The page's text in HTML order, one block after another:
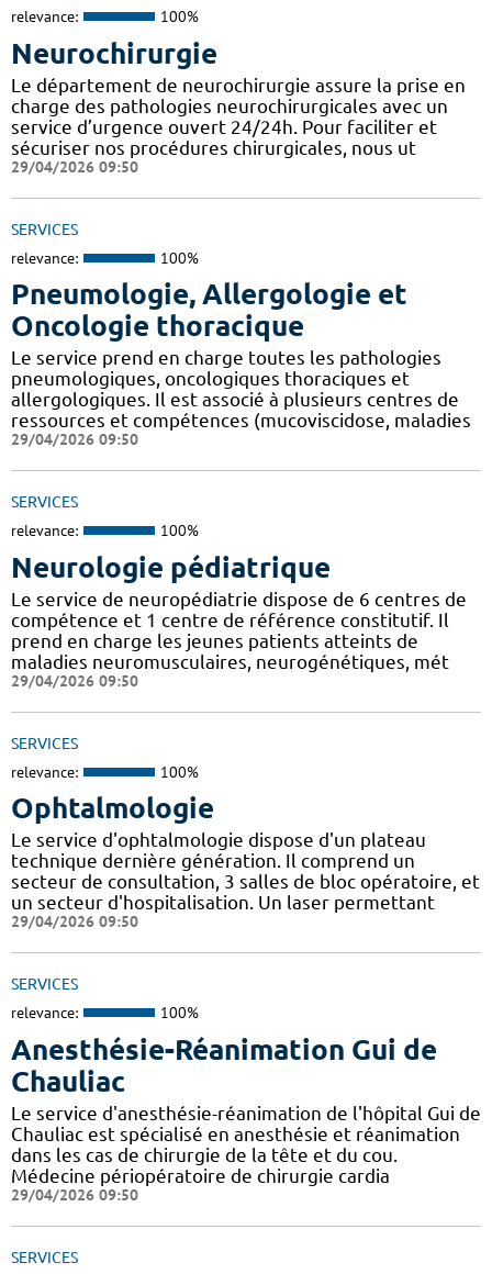
relevance: 100%
Neurochirurgie
Le département de neurochirurgie assure la prise en
charge des pathologies neurochirurgicales avec un
service d’urgence ouvert 24/24h. Pour faciliter et
sécuriser nos procédures chirurgicales, nous ut
29/04/2026 09:50
SERVICES
relevance: 100%
Pneumologie, Allergologie et
Oncologie thoracique
Le service prend en charge toutes les pathologies
pneumologiques, oncologiques thoraciques et
allergologiques. Il est associé à plusieurs centres de
ressources et compétences (mucoviscidose, maladies
29/04/2026 09:50
SERVICES
relevance: 100%
Neurologie pédiatrique
Le service de neuropédiatrie dispose de 6 centres de
compétence et 1 centre de référence constitutif. Il
prend en charge les jeunes patients atteints de
maladies neuromusculaires, neurogénétiques, mét
29/04/2026 09:50
SERVICES
relevance: 100%
Ophtalmologie
Le service d'ophtalmologie dispose d'un plateau
technique dernière génération. Il comprend un
secteur de consultation, 3 salles de bloc opératoire, et
un secteur d'hospitalisation. Un laser permettant
29/04/2026 09:50
SERVICES
relevance: 100%
Anesthésie-Réanimation Gui de
Chauliac
Le service d'anesthésie-réanimation de l'hôpital Gui de
Chauliac est spécialisé en anesthésie et réanimation
dans les cas de chirurgie de la tête et du cou.
Médecine périopératoire de chirurgie cardia
29/04/2026 09:50
SERVICES